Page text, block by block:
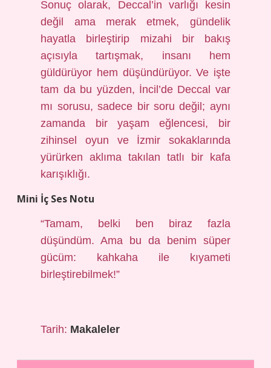
Sonuç olarak, Deccal’in varlığı kesin
değil ama merak etmek, gündelik
hayatla birleştirip mizahi bir bakış
açısıyla tartışmak, insanı hem
güldürüyor hem düşündürüyor. Ve işte
tam da bu yüzden, İncil’de Deccal var
mı sorusu, sadece bir soru değil; aynı
zamanda bir yaşam eğlencesi, bir
zihinsel oyun ve İzmir sokaklarında
yürürken aklıma takılan tatlı bir kafa
karışıklığı.
Mini İç Ses Notu
“Tamam, belki ben biraz fazla
düşündüm. Ama bu da benim süper
gücüm: kahkaha ile kıyameti
birleştirebilmek!”
Tarih: Makaleler